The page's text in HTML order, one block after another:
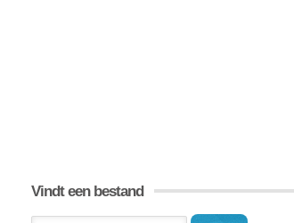
Vindt een bestand